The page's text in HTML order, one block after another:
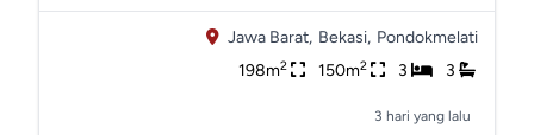
Jawa Barat, Bekasi, Pondokmelati
198m2 150m2 3 3
3 hari yang lalu